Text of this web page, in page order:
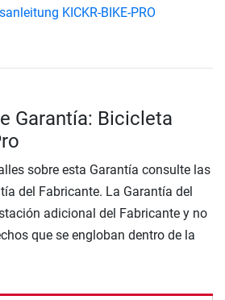
KICKR-BIKE-PRO
Garantía: Bicicleta
sobre esta Garantía consulte las
del Fabricante. La Garantía del
adicional del Fabricante y no
que se engloban dentro de la